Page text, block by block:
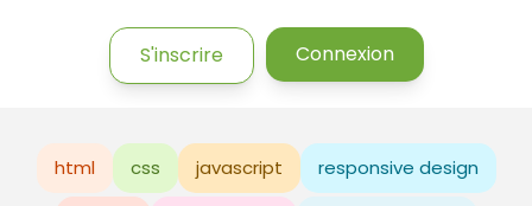
S'inscrire Connexion
html css javascript responsive design